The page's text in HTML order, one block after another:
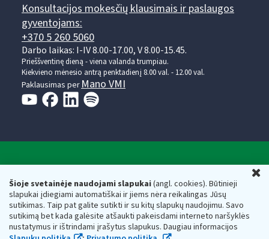
Šioje svetainėje naudojami slapukai(angl. cookies). Būtinieji
slapukai įdiegiami automatiškai ir jiems nėra reikalingas Jūsų
sutikimas. Taip pat galite sutikti ir su kitų slapukų naudojimu. Savo
sutikimą bet kada galėsite atšaukti pakeisdami interneto naršyklės
nustatymus ir ištrindami įrašytus slapukus. Daugiau informacijos
Konsultacijos mokesčių klausimais ir paslaugos
gyventojams:
+370 5 260 5060
Darbo laikas: I-IV 8.00-17.00, V 8.00-15.45.
Prieššventinę dieną - viena valanda trumpiau.
Kiekvieno mėnesio antrą penktadienį 8.00 val. - 12.00 val.
Paklausimas per Mano VMI
Respublikos finansų ministerijos
Biudžetinė įstaiga. Juridinio asmens kodas — 188659752,
adresas: Vasario 16-osios g. 14, 01107 Vilnius, Lietuva, el.paštas:
vmi@vmi.lt, E. pristatymo dėžutės adresas 188659752
Duomenys apie Valstybinę mokesčių inspekciją prie Lietuvos